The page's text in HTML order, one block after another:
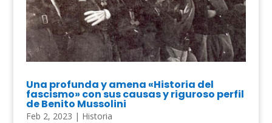
Una profunda y amena «Historia del
fascismo» con sus causas y riguroso perfil
de Benito Mussolini
Feb 2, 2023 | Historia